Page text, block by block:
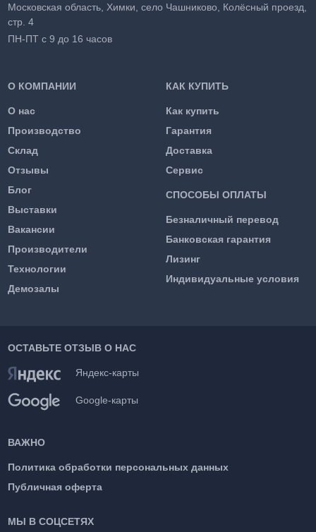
О КОМПАНИИ
О нас
Производство
Склад
Отзывы
Блог
Выставки
Вакансии
Производители
Технологии
Демозалы
КАК КУПИТЬ
Как купить
Гарантия
Доставка
Сервис
СПОСОБЫ ОПЛАТЫ
Безналичный перевод
Банковская гарантия
Лизинг
Индивидуальные условия
Московская область, Химки, село Чашниково, Колёсный проезд,
стр. 4
ПН-ПТ с 9 до 16 часов
ОСТАВЬТЕ ОТЗЫВ О НАС
Яндекс-карты
Google-карты
ВАЖНО
Политика обработки персональных данных
Публичная оферта
МЫ В СОЦСЕТЯХ